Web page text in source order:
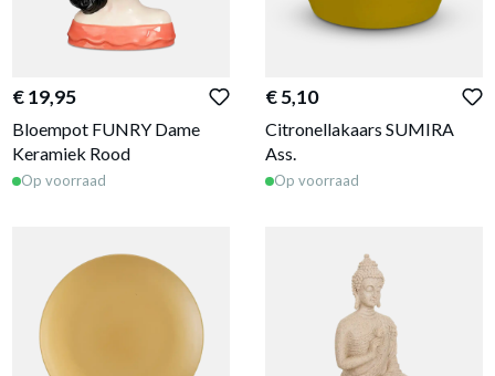
€ 19,95
Bloempot FUNRY Dame
Keramiek Rood
Op voorraad
€ 5,10
Citronellakaars SUMIRA
Ass.
Op voorraad